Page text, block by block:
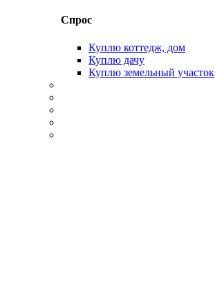
Спрос
Куплю коттедж, дом
Куплю дачу
Куплю земельный участок